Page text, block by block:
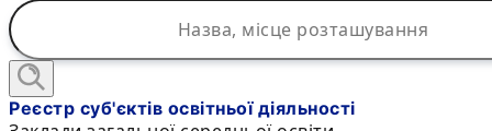
Реєстр суб'єктів освітньої діяльності